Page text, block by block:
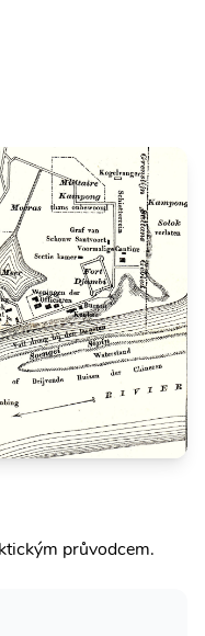
průvodcem.